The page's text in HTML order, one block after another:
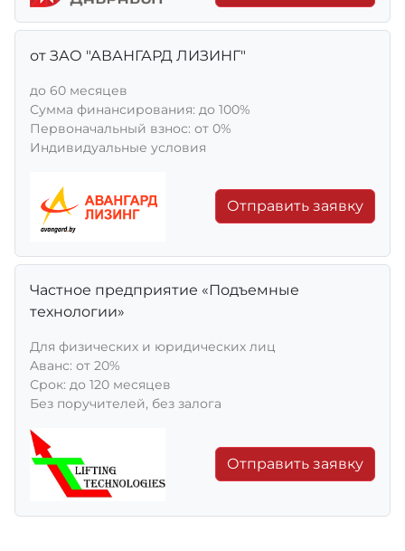
от ЗАО "АВАНГАРД ЛИЗИНГ"
до 60 месяцев
Сумма финансирования: до 100%
Первоначальный взнос: от 0%
Индивидуальные условия
Отправить заявку
Частное предприятие «Подъемные
технологии»
Для физических и юридических лиц
Aванс: от 20%
Срок: до 120 месяцев
Без поручителей, без залога
Отправить заявку